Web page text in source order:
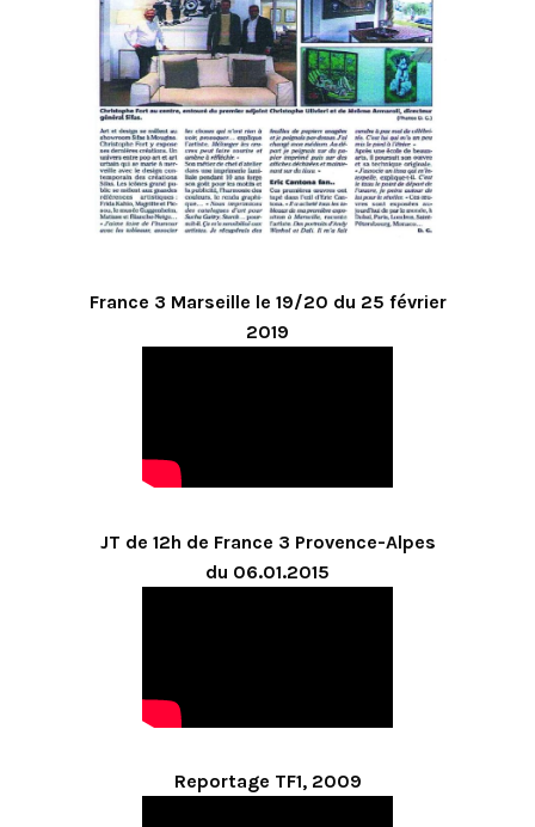
France 3 Marseille le 19/20 du 25 février
2019
JT de 12h de France 3 Provence-Alpes
du 06.01.2015
Reportage TF1, 2009